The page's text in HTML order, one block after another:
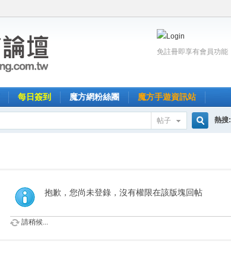
免註冊即享有會員功能
每日簽到 魔方網粉絲團 魔方手遊資訊站
帖子
索
熱搜:
抱歉，您尚未登錄，沒有權限在該版塊回帖
請稍候...